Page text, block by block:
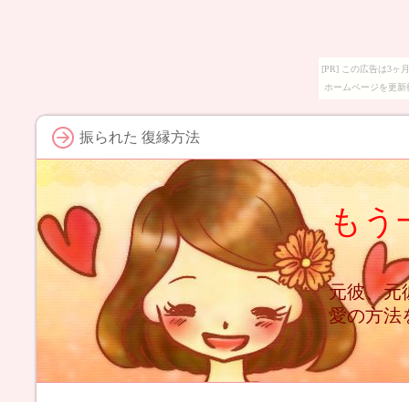
[PR] この広告は3ヶ
ホームページを更
振られた 復縁方法
もう
と
元彼、元
愛の方法